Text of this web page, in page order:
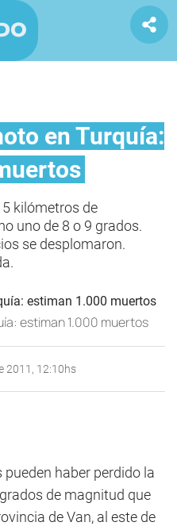
en Turquía:
kilómetros de
uno de 8 o 9 grados.
se desplomaron.
estiman 1.000 muertos
2011, 12:10hs
haber perdido la
de magnitud que
de Van, al este de